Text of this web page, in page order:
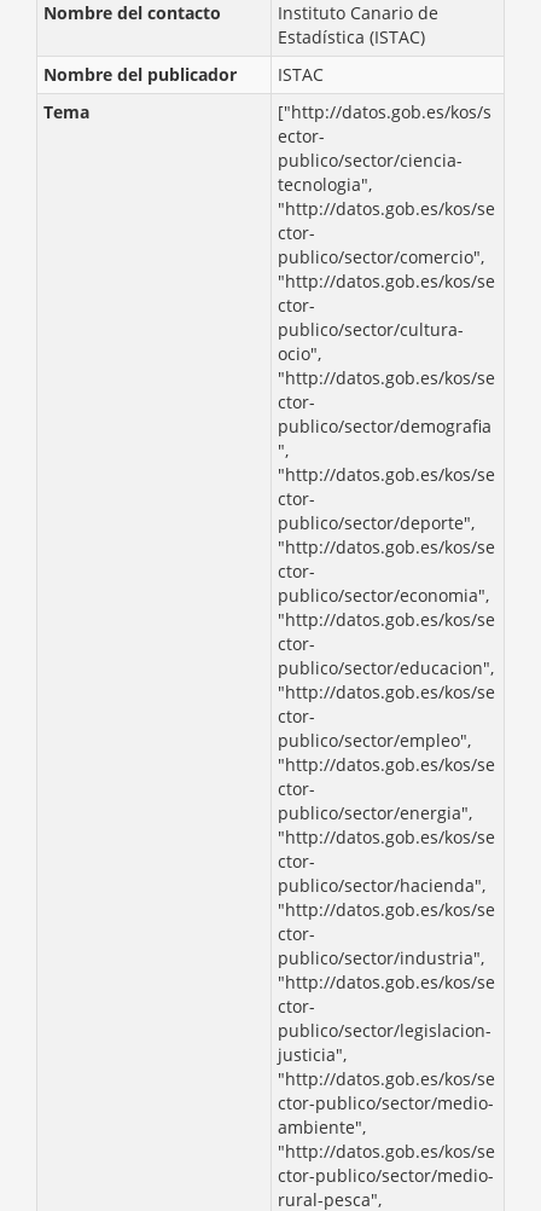
Nombre del contacto
Instituto Canario de
Estadística (ISTAC)
Nombre del publicador
ISTAC
Tema
["http://datos.gob.es/kos/s
ector-
publico/sector/ciencia-
tecnologia",
"http://datos.gob.es/kos/se
ctor-
publico/sector/comercio",
"http://datos.gob.es/kos/se
ctor-
publico/sector/cultura-
ocio",
"http://datos.gob.es/kos/se
ctor-
publico/sector/demografia
",
"http://datos.gob.es/kos/se
ctor-
publico/sector/deporte",
"http://datos.gob.es/kos/se
ctor-
publico/sector/economia",
"http://datos.gob.es/kos/se
ctor-
publico/sector/educacion",
"http://datos.gob.es/kos/se
ctor-
publico/sector/empleo",
"http://datos.gob.es/kos/se
ctor-
publico/sector/energia",
"http://datos.gob.es/kos/se
ctor-
publico/sector/hacienda",
"http://datos.gob.es/kos/se
ctor-
publico/sector/industria",
"http://datos.gob.es/kos/se
ctor-
publico/sector/legislacion-
justicia",
"http://datos.gob.es/kos/se
ctor-publico/sector/medio-
ambiente",
"http://datos.gob.es/kos/se
ctor-publico/sector/medio-
rural-pesca",